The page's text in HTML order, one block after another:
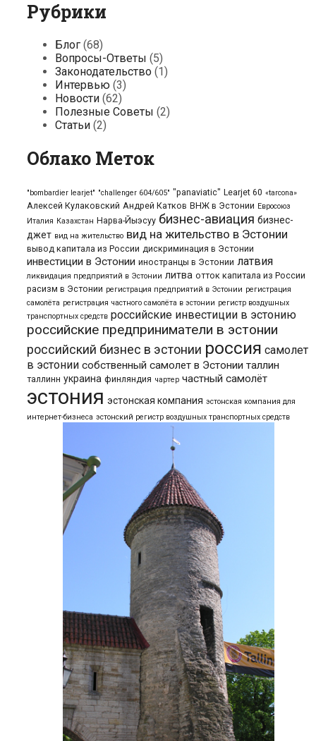
Рубрики
Блог (68)
Вопросы-Ответы (5)
Законодательство (1)
Интервью (3)
Новости (62)
Полезные Советы (2)
Статьи (2)
Облако Меток
"bombardier learjet" "challenger 604/605" "panaviatic" Learjet 60 «tarcona»
Алексей Кулаковский Андрей Катков ВНЖ в Эстонии Евросоюз
Италия Казахстан Нарва-Йыэсуу бизнес-авиация бизнес-
джет вид на жительство вид на жительство в Эстонии
вывод капитала из России дискриминация в Эстонии
инвестиции в Эстонии иностранцы в Эстонии латвия
ликвидация предприятий в Эстонии литва отток капитала из России
расизм в Эстонии регистрация предприятий в Эстонии регистрация
самолёта регистрация частного самолёта в эстонии регистр воздушных
транспортных средств российские инвестиции в эстонию
российские предприниматели в эстонии
российский бизнес в эстонии россия самолет
в эстонии собственный самолет в Эстонии таллин
таллинн украина финляндия чартер частный самолёт
эстония эстонская компания эстонская компания для
интернет-бизнеса эстонский регистр воздушных транспортных средств